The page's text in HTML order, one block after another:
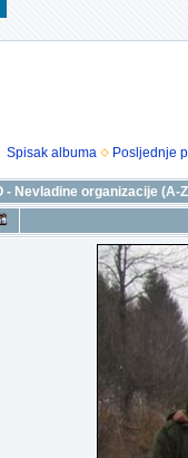
Spisak albuma
Posljednje
- Nevladine organizacije (A-